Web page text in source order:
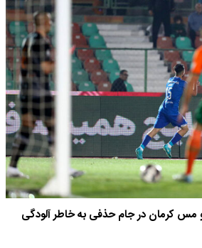
مس کرمان در جام حذفی به خاطر آلودگی